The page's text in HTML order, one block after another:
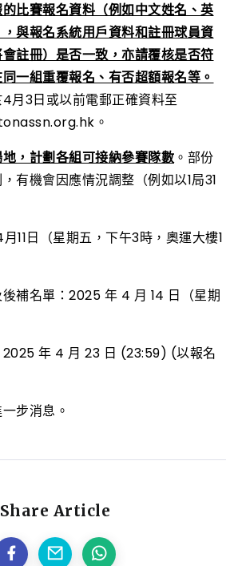
比賽報名資料（例如中文姓名、英
與報名系統用戶資料和註冊球員資
註冊）是否一致，亦請覆核是否符
一組重覆報名、有否超額報名等。
月3日或以前電郵正確資料至
。
，計劃各組可接納參賽隊數。部份
有機會因應情況調整（例如以1局31
11日（星期五，下午3時，奧運大樓1
補名單：2025 年 4 月 14 日（星期
2025 年 4 月 23 日 (23:59) (以報名
步消息。
Share Article